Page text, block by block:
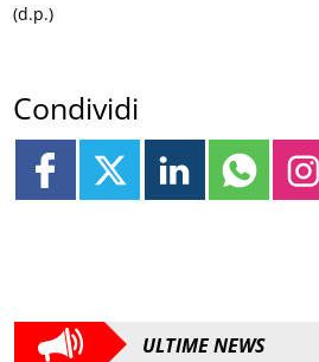
(d.p.)
Condividi
ULTIME NEWS